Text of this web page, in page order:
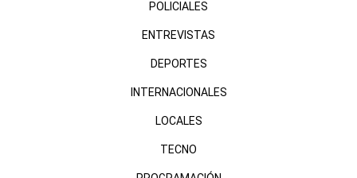
POLICIALES
ENTREVISTAS
DEPORTES
INTERNACIONALES
LOCALES
TECNO